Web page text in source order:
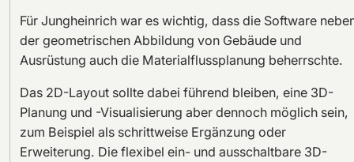
Für Jungheinrich war es wichtig, dass die Software
der geometrischen Abbildung von Gebäude und
Ausrüstung auch die Materialflussplanung beherrschte.
Das 2D-Layout sollte dabei führend bleiben, eine 3D-
Planung und -Visualisierung aber dennoch möglich sein,
zum Beispiel als schrittweise Ergänzung oder
Erweiterung. Die flexibel ein- und ausschaltbare 3D-